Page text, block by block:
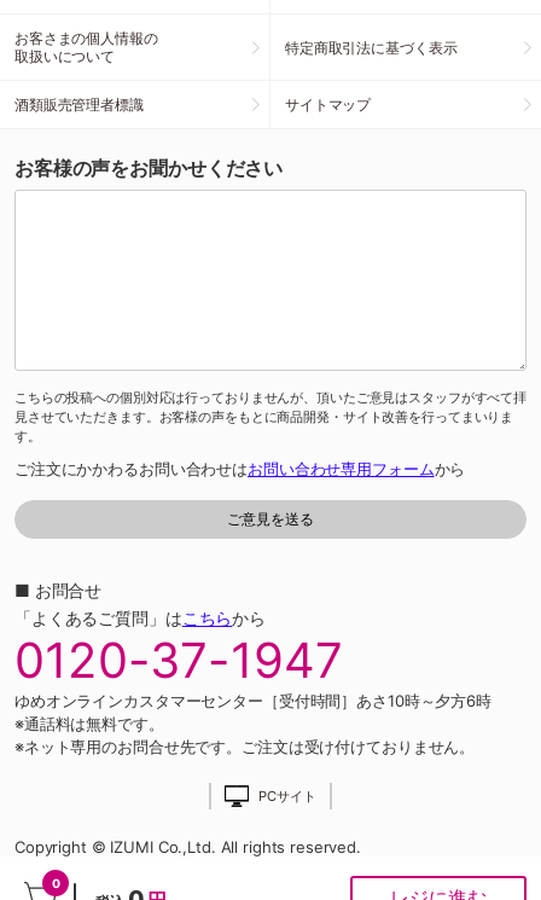
0
お客さまの個人情報の
取扱いについて
特定商取引法に基づく表示
酒類販売管理者標識 サイトマップ
お客様の声をお聞かせください
こちらの投稿への個別対応は行っておりませんが、頂いたご意見はスタッフがすべて拝
見させていただきます。お客様の声をもとに商品開発・サイト改善を行ってまいりま
す。
ご注文にかかわるお問い合わせはお問い合わせ専用フォームから
■ お問合せ
「よくあるご質問」はこちらから
0120-37-1947
ゆめオンラインカスタマーセンター［受付時間］あさ10時～夕方6時
※通話料は無料です。
※ネット専用のお問合せ先です。ご注文は受け付けておりません。
PCサイト
Copyright © IZUMI Co.,Ltd. All rights reserved.